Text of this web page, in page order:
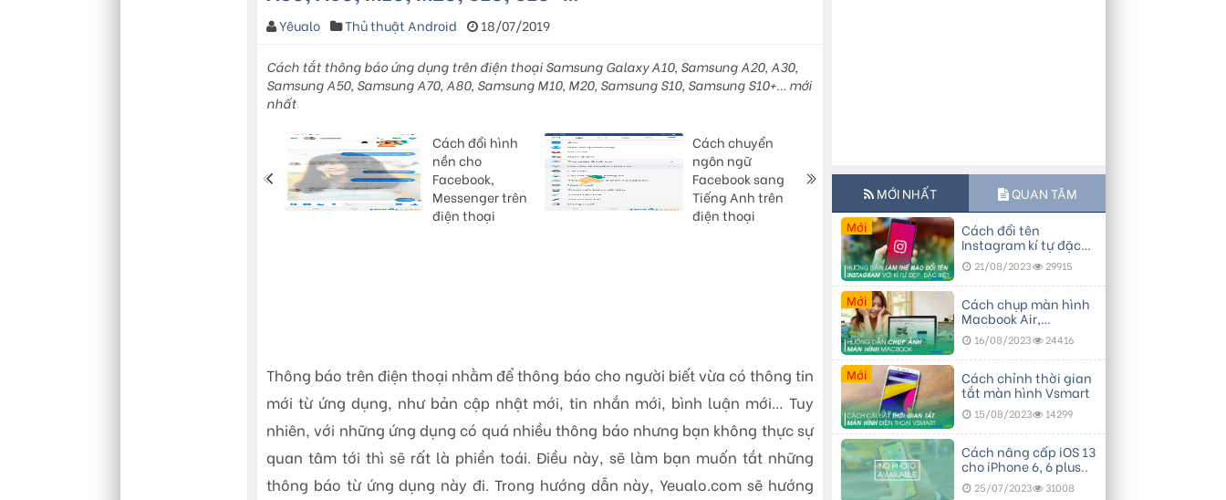
Yêualo Thủ thuật Android 18/07/2019
Cách tắt thông báo ứng dụng trên điện thoại Samsung Galaxy A10, Samsung A20, A30,
Samsung A50, Samsung A70, A80, Samsung M10, M20, Samsung S10, Samsung S10+… mới
nhất
Cách đổi hình
nền cho
Facebook,
Messenger trên
điện thoại
Cách chuyển
ngôn ngữ
Facebook sang
Tiếng Anh trên
điện thoại
Thông báo trên điện thoại nhằm để thông báo cho người biết vừa có thông tin
mới từ ứng dụng, như bản cập nhật mới, tin nhắn mới, bình luận mới… Tuy
nhiên, với những ứng dụng có quá nhiều thông báo nhưng bạn không thực sự
quan tâm tới thì sẽ rất là phiền toái. Điều này, sẽ làm bạn muốn tắt những
thông báo từ ứng dụng này đi. Trong hướng dẫn này, Yeualo.com sẽ hướng
MỚI NHẤT QUAN TÂM
Mới Cách đổi tên
Instagram kí tự đặc
biệt, đẹp
21/08/2023 29915
Mới Cách chụp màn hình
Macbook Air,
Macbook Pro…
16/08/2023 24416
Mới Cách chỉnh thời gian
tắt màn hình Vsmart
15/08/2023 14299
Cách nâng cấp iOS 13
cho iPhone 6, 6 plus..
25/07/2023 31008